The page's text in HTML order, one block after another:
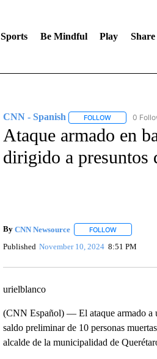
Sports Be Mindful Play Share
CNN - Spanish FOLLOWFOLLOW
0
Ataque armado en
dirigido a presuntos
By CNN Newsource FOLLOWFOLLOW ""
Published November 10, 2024 8:51 PM
urielblanco
(CNN Español) — El ataque armado a
saldo preliminar de 10 personas
alcalde de la municipalidad de